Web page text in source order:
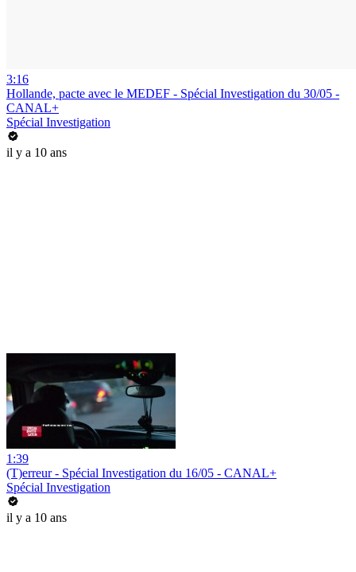
3:16
Hollande, pacte avec le MEDEF - Spécial Investigation du 30/05 -
CANAL+
Spécial Investigation
il y a 10 ans
1:39
(T)erreur - Spécial Investigation du 16/05 - CANAL+
Spécial Investigation
il y a 10 ans